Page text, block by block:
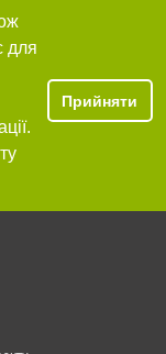
для
Прийняти